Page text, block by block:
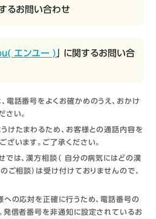
するお問い合わせ
エンユー ) 」 に関するお問い合
電話番号をよくお確かめのうえ、おかけ
さい。
けたまわるため、お客様との通話内容を
います。ご了承ください。
では、漢方相談（ 自分の病気にはどの漢
ご相談）は受け付けておりませんので、
への応対を正確に行うため、電話番号の
発信者番号を非通知に設定されているお